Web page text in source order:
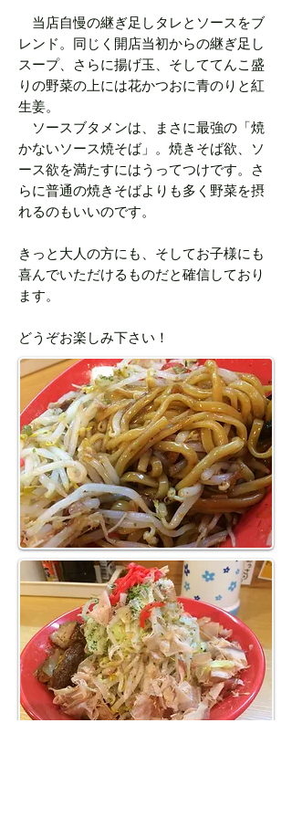
当店自慢の継ぎ足しタレとソースをブ
レンド。同じく開店当初からの継ぎ足し
スープ、さらに揚げ玉、そしててんこ盛
りの野菜の上には花かつおに青のりと紅
生姜。
ソースブタメンは、まさに最強の「焼
かないソース焼そば」。焼きそば欲、ソ
ース欲を満たすにはうってつけです。さ
らに普通の焼きそばよりも多く野菜を摂
れるのもいいのです。
きっと大人の方にも、そしてお子様にも
喜んでいただけるものだと確信しており
ます。
どうぞお楽しみ下さい！